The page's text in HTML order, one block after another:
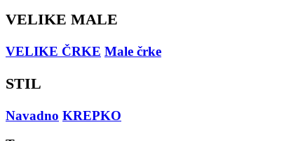
VELIKE MALE
VELIKE ČRKE Male črke
STIL
Navadno KREPKO